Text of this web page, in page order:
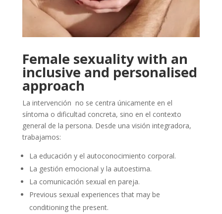
Female sexuality with an
inclusive and personalised
approach
La intervención no se centra únicamente en el
síntoma o dificultad concreta, sino en el contexto
general de la persona. Desde una visión integradora,
trabajamos:
La educación y el autoconocimiento corporal.
La gestión emocional y la autoestima.
La comunicación sexual en pareja.
Previous sexual experiences that may be
conditioning the present.